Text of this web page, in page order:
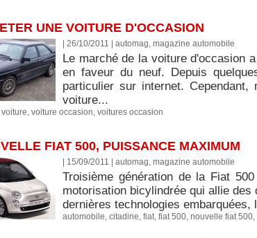
UNE VOITURE D'OCCASION
| 26/10/2011 automag, magazine automobile
Le marché de la voiture d'occasion
en faveur du neuf. Depuis
particulier sur internet. Cependant,
voiture...
voiture, voiture occasion, voitures occasion
FIAT 500, PUISSANCE MAXIMUM
| 15/09/2011 automag, magazine automobile
Troisième génération de la Fiat
motorisation bicylindrée qui allie
dernières technologies
automobile, citadine, fiat, fiat 500, nouvelle fiat 500,